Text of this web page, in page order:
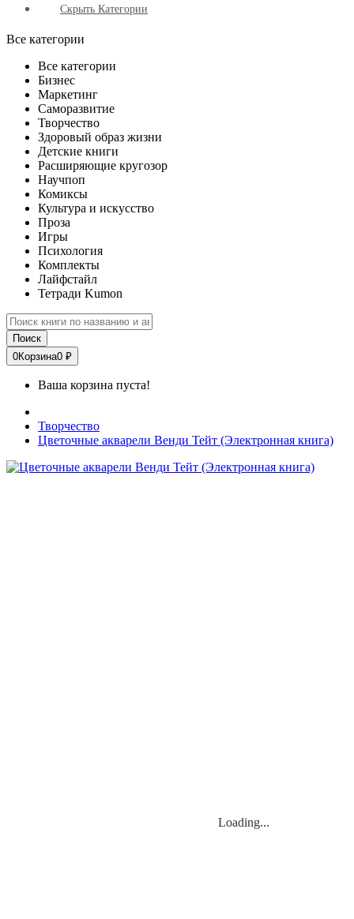
Скрыть Категории
Все категории
Все категории
Бизнес
Маркетинг
Саморазвитие
Творчество
Здоровый образ жизни
Детские книги
Расширяющие кругозор
Научпоп
Комиксы
Культура и искусство
Проза
Игры
Психология
Комплекты
Лайфстайл
Тетради Kumon
Поиск
0Корзина0 ₽
Ваша корзина пуста!
Творчество
Цветочные акварели Венди Тейт (Электронная книга)
Loading...
Loading...